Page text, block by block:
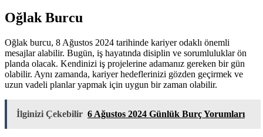
Oğlak Burcu
Oğlak burcu, 8 Ağustos 2024 tarihinde kariyer odaklı önemli
mesajlar alabilir. Bugün, iş hayatında disiplin ve sorumluluklar ön
planda olacak. Kendinizi iş projelerine adamanız gereken bir gün
olabilir. Aynı zamanda, kariyer hedeflerinizi gözden geçirmek ve
uzun vadeli planlar yapmak için uygun bir zaman olabilir.
İlginizi Çekebilir 6 Ağustos 2024 Günlük Burç Yorumları